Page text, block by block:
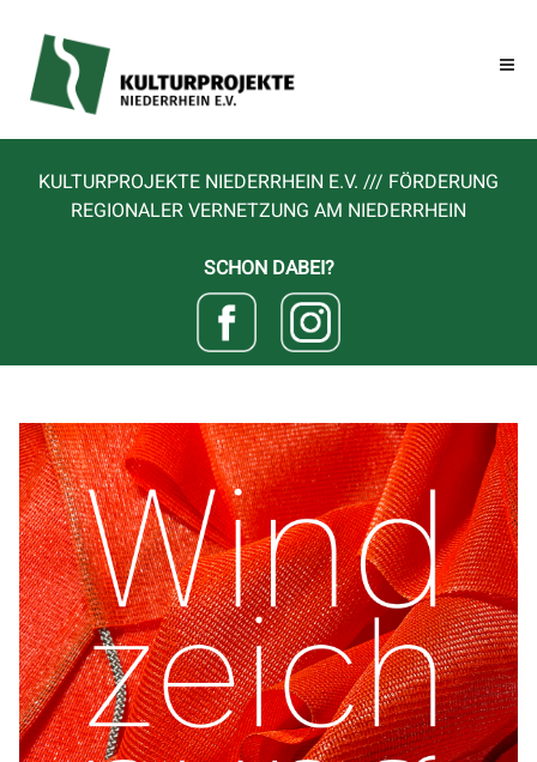
KULTURPROJEKTE NIEDERRHEIN E.V. /// FÖRDERUNG
REGIONALER VERNETZUNG AM NIEDERRHEIN
SCHON DABEI?